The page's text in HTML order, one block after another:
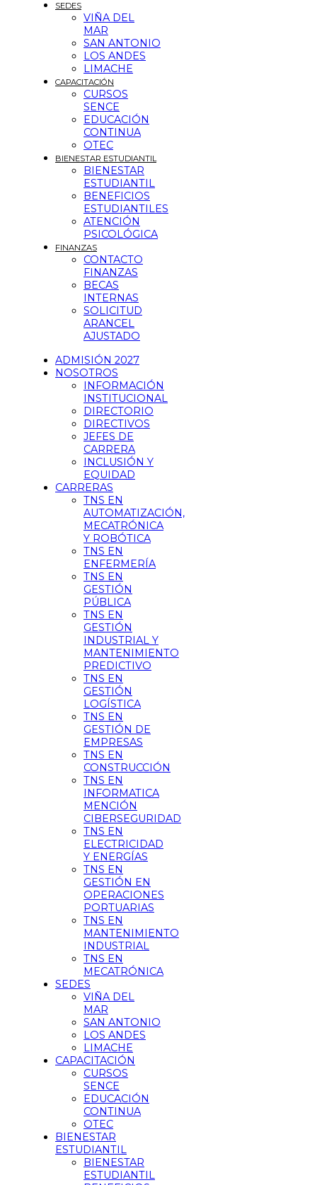
SEDES
VIÑA DEL
MAR
SAN ANTONIO
LOS ANDES
LIMACHE
CAPACITACIÓN
CURSOS
SENCE
EDUCACIÓN
CONTINUA
OTEC
BIENESTAR ESTUDIANTIL
BIENESTAR
ESTUDIANTIL
BENEFICIOS
ESTUDIANTILES
ATENCIÓN
PSICOLÓGICA
FINANZAS
CONTACTO
FINANZAS
BECAS
INTERNAS
SOLICITUD
ARANCEL
AJUSTADO
ADMISIÓN 2027
NOSOTROS
INFORMACIÓN
INSTITUCIONAL
DIRECTORIO
DIRECTIVOS
JEFES DE
CARRERA
INCLUSIÓN Y
EQUIDAD
CARRERAS
TNS EN
AUTOMATIZACIÓN,
MECATRÓNICA
Y ROBÓTICA
TNS EN
ENFERMERÍA
TNS EN
GESTIÓN
PÚBLICA
TNS EN
GESTIÓN
INDUSTRIAL Y
MANTENIMIENTO
PREDICTIVO
TNS EN
GESTIÓN
LOGÍSTICA
TNS EN
GESTIÓN DE
EMPRESAS
TNS EN
CONSTRUCCIÓN
TNS EN
INFORMATICA
MENCIÓN
CIBERSEGURIDAD
TNS EN
ELECTRICIDAD
Y ENERGÍAS
TNS EN
GESTIÓN EN
OPERACIONES
PORTUARIAS
TNS EN
MANTENIMIENTO
INDUSTRIAL
TNS EN
MECATRÓNICA
SEDES
VIÑA DEL
MAR
SAN ANTONIO
LOS ANDES
LIMACHE
CAPACITACIÓN
CURSOS
SENCE
EDUCACIÓN
CONTINUA
OTEC
BIENESTAR
ESTUDIANTIL
BIENESTAR
ESTUDIANTIL